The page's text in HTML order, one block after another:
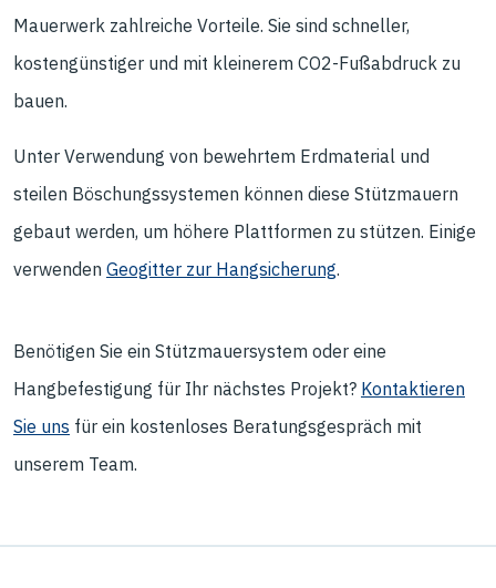
Mauerwerk zahlreiche Vorteile. Sie sind schneller,
kostengünstiger und mit kleinerem CO2-Fußabdruck zu
bauen.
Unter Verwendung von bewehrtem Erdmaterial und
steilen Böschungssystemen können diese Stützmauern
gebaut werden, um höhere Plattformen zu stützen. Einige
verwenden Geogitter zur Hangsicherung.
Benötigen Sie ein Stützmauersystem oder eine
Hangbefestigung für Ihr nächstes Projekt? Kontaktieren
Sie uns für ein kostenloses Beratungsgespräch mit
unserem Team.